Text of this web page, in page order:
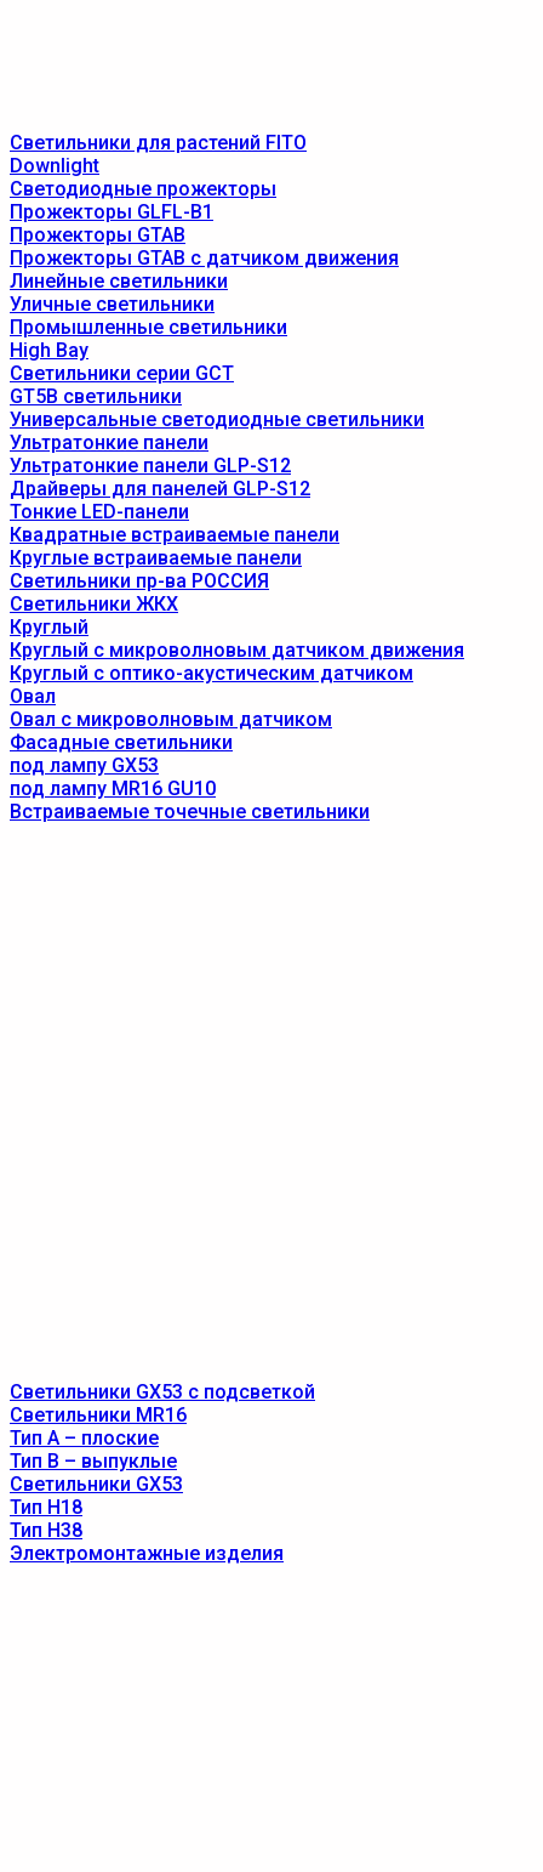
Светильники для растений FITO
Downlight
Светодиодные прожекторы
Прожекторы GLFL-B1
Прожекторы GTAB
Прожекторы GTAB с датчиком движения
Линейные светильники
Уличные светильники
Промышленные светильники
High Bay
Светильники серии GCT
GT5B светильники
Универсальные светодиодные светильники
Ультратонкие панели
Ультратонкие панели GLP-S12
Драйверы для панелей GLP-S12
Тонкие LED-панели
Квадратные встраиваемые панели
Круглые встраиваемые панели
Светильники пр-ва РОССИЯ
Светильники ЖКХ
Круглый
Круглый с микроволновым датчиком движения
Круглый с оптико-акустическим датчиком
Овал
Овал с микроволновым датчиком
Фасадные светильники
под лампу GX53
под лампу MR16 GU10
Встраиваемые точечные светильники
Светильники GX53 с подсветкой
Светильники MR16
Тип A – плоские
Тип B – выпуклые
Светильники GX53
Тип Н18
Тип Н38
Электромонтажные изделия